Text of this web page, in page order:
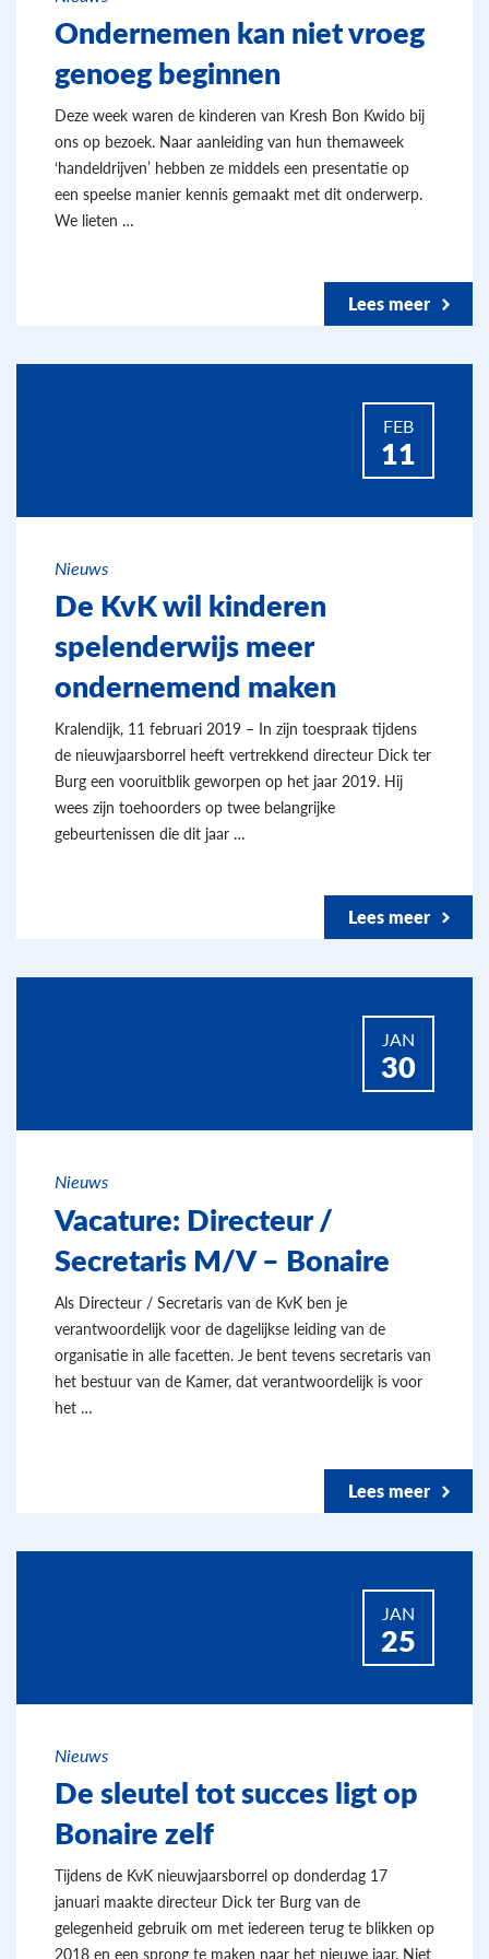
Ondernemen kan niet vroeg
genoeg beginnen
Deze week waren de kinderen van Kresh Bon Kwido bij
ons op bezoek. Naar aanleiding van hun themaweek
‘handeldrijven’ hebben ze middels een presentatie op
een speelse manier kennis gemaakt met dit onderwerp.
We lieten …
Lees meer
FEB
11
Nieuws
De KvK wil kinderen
spelenderwijs meer
ondernemend maken
Kralendijk, 11 februari 2019 – In zijn toespraak tijdens
de nieuwjaarsborrel heeft vertrekkend directeur Dick ter
Burg een vooruitblik geworpen op het jaar 2019. Hij
wees zijn toehoorders op twee belangrijke
gebeurtenissen die dit jaar …
Lees meer
JAN
30
Nieuws
Vacature: Directeur /
Secretaris M/V – Bonaire
Als Directeur / Secretaris van de KvK ben je
verantwoordelijk voor de dagelijkse leiding van de
organisatie in alle facetten. Je bent tevens secretaris van
het bestuur van de Kamer, dat verantwoordelijk is voor
het …
Lees meer
JAN
25
Nieuws
De sleutel tot succes ligt op
Bonaire zelf
Tijdens de KvK nieuwjaarsborrel op donderdag 17
januari maakte directeur Dick ter Burg van de
gelegenheid gebruik om met iedereen terug te blikken op
2018 en een sprong te maken naar het nieuwe jaar. Niet